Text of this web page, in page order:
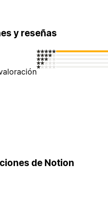
y reseñas
de Notion